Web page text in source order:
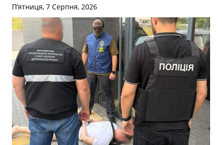
П’ятниця, 7 Серпня, 2026